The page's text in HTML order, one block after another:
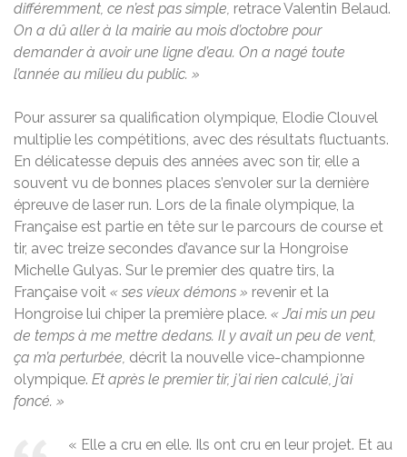
différemment, ce n’est pas simple, retrace Valentin Belaud.
On a dû aller à la mairie au mois d’octobre pour
demander à avoir une ligne d’eau. On a nagé toute
l’année au milieu du public. »
Pour assurer sa qualification olympique, Elodie Clouvel
multiplie les compétitions, avec des résultats fluctuants.
En délicatesse depuis des années avec son tir, elle a
souvent vu de bonnes places s’envoler sur la dernière
épreuve de laser run. Lors de la finale olympique, la
Française est partie en tête sur le parcours de course et
tir, avec treize secondes d’avance sur la Hongroise
Michelle Gulyas. Sur le premier des quatre tirs, la
Française voit « ses vieux démons » revenir et la
Hongroise lui chiper la première place. « J’aimis un peu
de temps à me mettre dedans. Il y avait un peu de vent,
ça m’a perturbée, décrit la nouvelle vice-championne
olympique. Et après le premier tir, j’ai rien calculé, j’ai
foncé. »
« Elle a cru en elle. Ils ont cru en leur projet. Et au